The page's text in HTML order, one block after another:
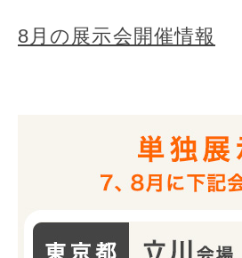
8月の展示会開催情報